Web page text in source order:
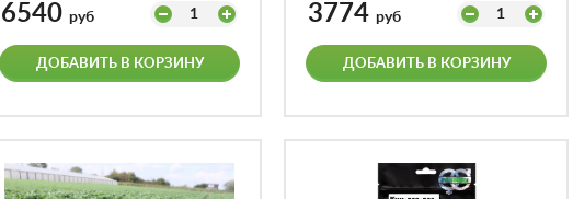
6540 руб 1
ДОБАВИТЬ В КОРЗИНУ
3774 руб 1
ДОБАВИТЬ В КОРЗИНУ